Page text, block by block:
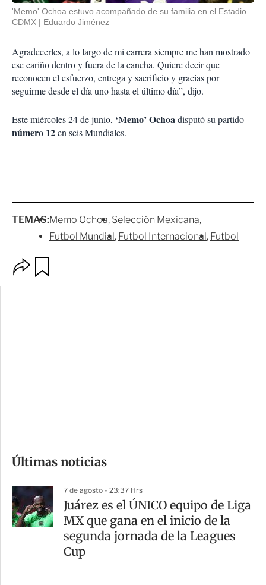
'Memo' Ochoa estuvo acompañado de su familia en el Estadio
CDMX
Eduardo Jiménez
Agradecerles, a lo largo de mi carrera siempre me han mostrado
ese cariño dentro y fuera de la cancha. Quiere decir que
reconocen el esfuerzo, entrega y sacrificio y gracias por
seguirme desde el día uno hasta el último día”, dijo.
Este miércoles 24 de junio, ‘Memo’ Ochoadisputó su partido
número 12en seis Mundiales.
TEMAS:Memo Ochoa Selección Mexicana
Futbol Mundial
Futbol Internacional Futbol
m
a
r
t
Últimas noticias
7 de agosto - 23:37 Hrs
Juárez es el ÚNICO equipo de Liga
MX que gana en el inicio de la
segunda jornada de la Leagues
Cup